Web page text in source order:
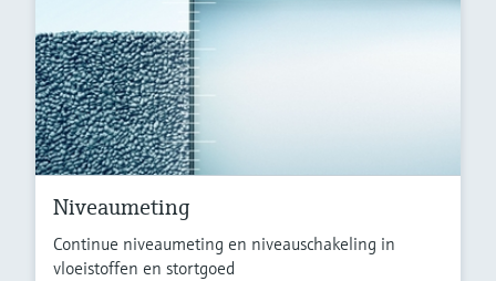
Niveaumeting
Continue niveaumeting en niveauschakeling in
vloeistoffen en stortgoed